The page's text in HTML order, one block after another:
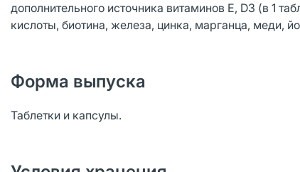
дополнительного источника витаминов Е, D3 (в 1
кислоты, биотина, железа, цинка, марганца, меди,
Форма выпуска
Таблетки и капсулы.